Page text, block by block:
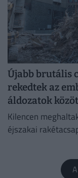
Újabb brutális
rekedtek az
áldozatok
Kilencen
éjszakai